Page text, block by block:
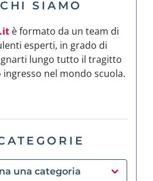
CHI SIAMO
è formato da un team di
esperti, in grado di
lungo tutto il tragitto
nel mondo scuola.